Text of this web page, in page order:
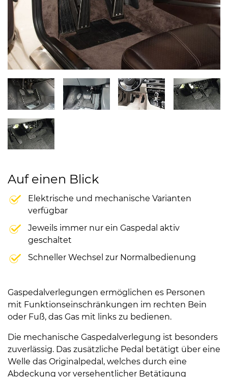
Auf einen Blick
Elektrische und mechanische Varianten
verfügbar
Jeweils immer nur ein Gaspedal aktiv
geschaltet
Schneller Wechsel zur Normalbedienung
Gaspedalverlegungen ermöglichen es Personen
mit Funktionseinschränkungen im rechten Bein
oder Fuß, das Gas mit links zu bedienen.
Die mechanische Gaspedalverlegung ist besonders
zuverlässig. Das zusätzliche Pedal betätigt über eine
Welle das Originalpedal, welches durch eine
Abdeckung vor versehentlicher Betätigung